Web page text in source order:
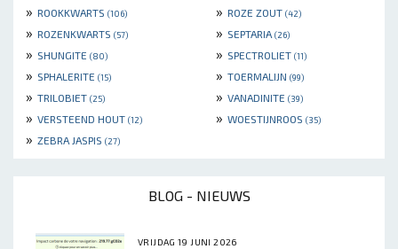
» ROOKKWARTS (106) » ROZE ZOUT (42)
» ROZENKWARTS (57) » SEPTARIA (26)
» SHUNGITE (80) » SPECTROLIET (11)
» SPHALERITE (15) » TOERMALIJN (99)
» TRILOBIET (25) » VANADINITE (39)
» VERSTEEND HOUT (12) » WOESTIJNROOS (35)
» ZEBRA JASPIS (27)
BLOG - NIEUWS
VRIJDAG 19 JUNI 2026